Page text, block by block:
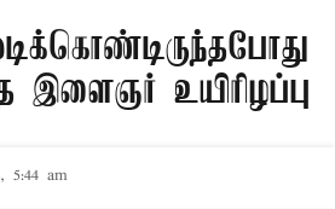
இளைஞர் உயிரிழப்பு
5:44 am